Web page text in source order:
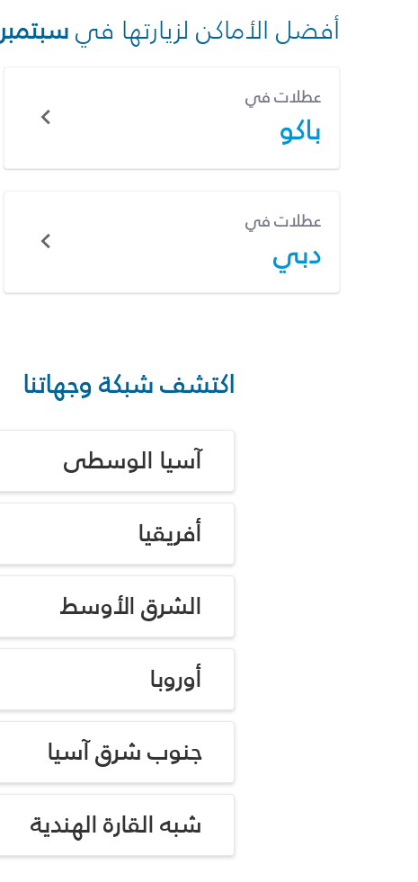
أفضل الأماكن لزيارتها فيسبتمبر
عطلات في
باكو
عطلات في
دبي
اكتشف شبكة وجهاتنا
آسيا الوسطى
أفريقيا
الشرق الأوسط
أوروبا
جنوب شرق آسيا
شبه القارة الهندية